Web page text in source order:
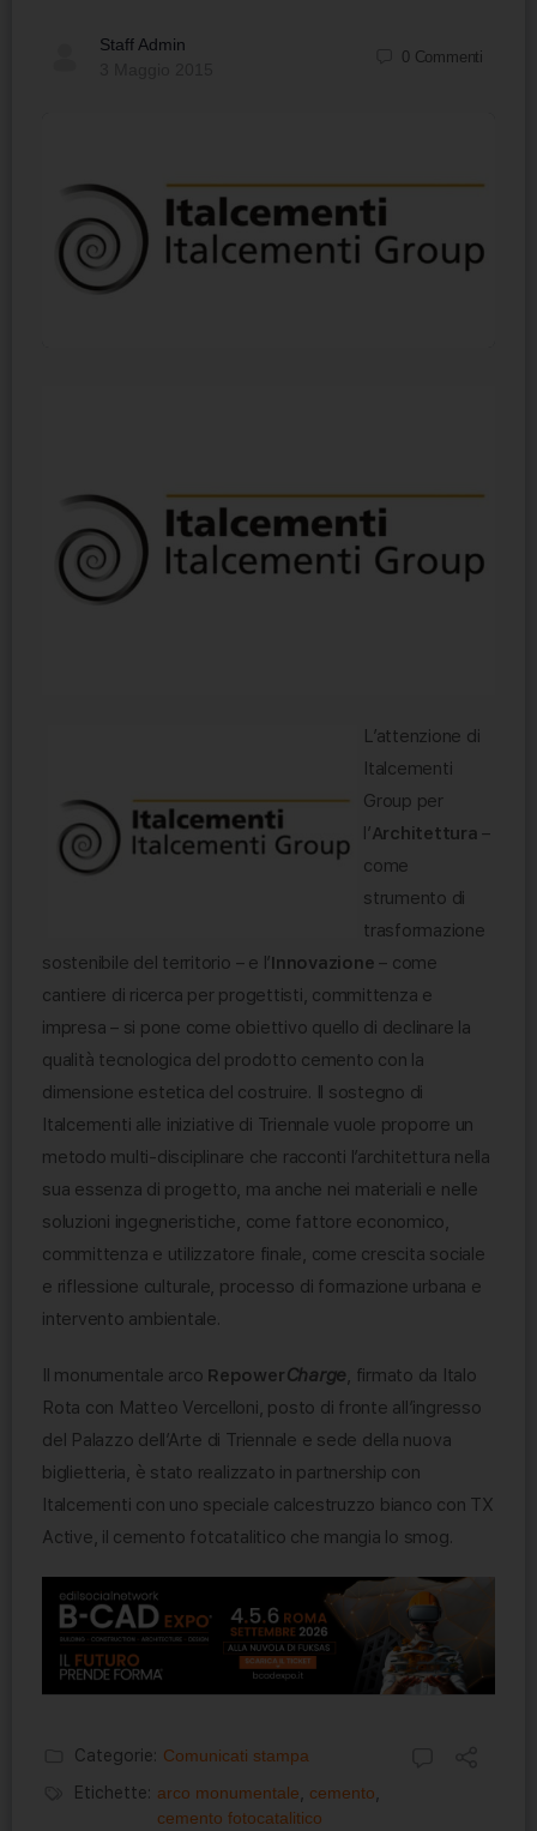
Staff Admin
0 Commenti
L’attenzione di
Italcementi
Group per
l’Architettura –
come
strumento di
trasformazione
sostenibile del territorio – e l’Innovazione – come
cantiere di ricerca per progettisti, committenza e
impresa – si pone come obiettivo quello di declinare la
qualità tecnologica del prodotto cemento con la
dimensione estetica del costruire. Il sostegno di
Italcementi alle iniziative di Triennale vuole proporre un
metodo multi-disciplinare che racconti l’architettura nella
sua essenza di progetto, ma anche nei materiali e nelle
soluzioni ingegneristiche, come fattore economico,
committenza e utilizzatore finale, come crescita sociale
e riflessione culturale, processo di formazione urbana e
intervento ambientale.
Il monumentale arco RepowerCharge, firmato da Italo
Rota con Matteo Vercelloni, posto di fronte all’ingresso
del Palazzo dell’Arte di Triennale e sede della nuova
biglietteria, è stato realizzato in partnership con
Italcementi con uno speciale calcestruzzo bianco con TX
Active, il cemento fotcatalitico che mangia lo smog.
Categorie: Comunicati stampa
Etichette: arco monumentale cemento
cemento fotocatalitico